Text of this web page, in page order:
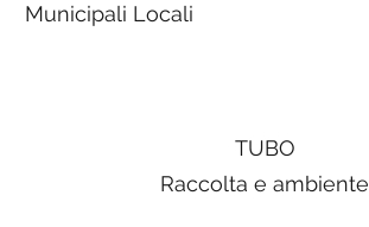
Municipali Locali
TUBO
Raccolta e ambiente